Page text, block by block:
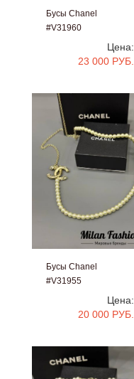
Бусы Chanel
#V31960
Цена:
23 000 РУБ.
Бусы Chanel
#V31955
Цена:
20 000 РУБ.